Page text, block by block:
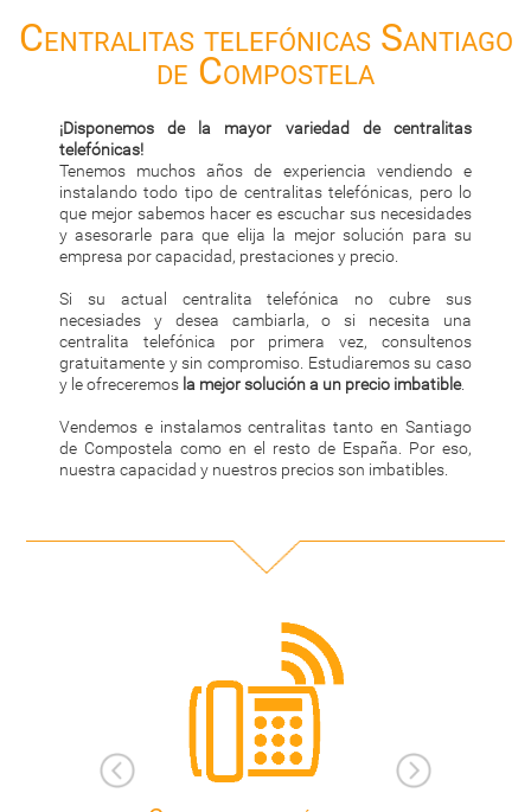
Centralitas telefónicas Santiago
de Compostela
¡Disponemos de la mayor variedad de centralitas
telefónicas!
Tenemos muchos años de experiencia vendiendo e
instalando todo tipo de centralitas telefónicas, pero lo
que mejor sabemos hacer es escuchar sus necesidades
y asesorarle para que elija la mejor solución para su
empresa por capacidad, prestaciones y precio.
Si su actual centralita telefónica no cubre sus
necesiades y desea cambiarla, o si necesita una
centralita telefónica por primera vez, consultenos
gratuitamente y sin compromiso. Estudiaremos su caso
y le ofreceremos la mejor solución a un precio imbatible.
Vendemos e instalamos centralitas tanto en Santiago
de Compostela como en el resto de España. Por eso,
nuestra capacidad y nuestros precios son imbatibles.